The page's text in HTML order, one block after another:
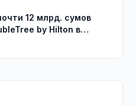
12 млрд. сумов
by Hilton в